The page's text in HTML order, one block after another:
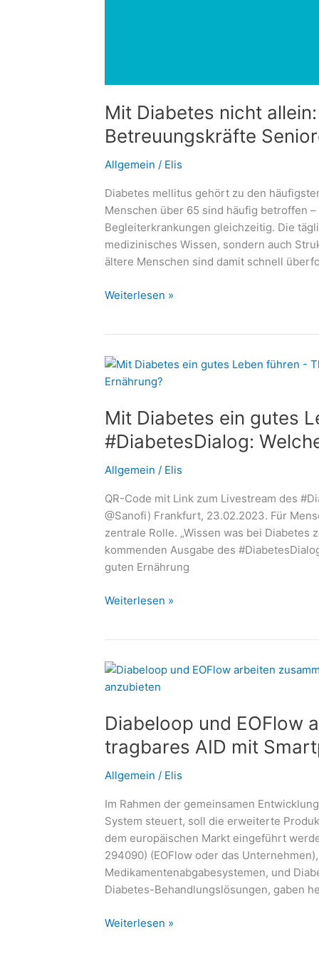
Mit Diabetes nicht
Betreuungskräfte
Allgemein / Elis
Diabetes mellitus gehört zu den
Menschen über 65 sind häufig betroffen
Begleiterkrankungen gleichzeitig. Die
medizinisches Wissen, sondern auch
ältere Menschen sind damit schnell
Mit
Wie
polnische
Senioren
sicher
begleiten
Weiterlesen »
Mit Diabetes ein gutes
#DiabetesDialog:
Allgemein / Elis
QR-Code mit Link zum Livestream des
@Sanofi) Frankfurt, 23.02.2023. Für
zentrale Rolle. „Wissen was bei Diabetes
kommenden Ausgabe des
guten Ernährung
Mit
Leben
führen
Thema
#DiabetesDialog:
Welche
spielt
die
Ernährung?
Weiterlesen »
Diabeloop und EOFlow
tragbares AID mit
Allgemein / Elis
Im Rahmen der gemeinsamen
System steuert, soll die erweiterte
dem europäischen Markt eingeführt
294090) (EOFlow oder das
Medikamentenabgabesystemen, und
Diabetes-Behandlungslösungen, gaben
Diabeloop
Weiterlesen »